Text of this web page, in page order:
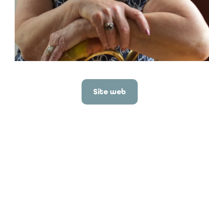
Site web